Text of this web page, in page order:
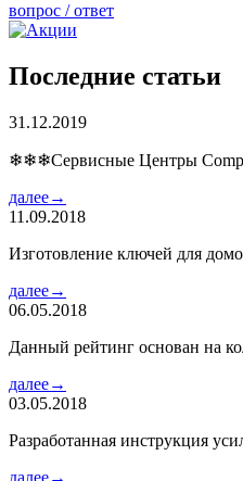
вопрос / ответ
Последние статьи
31.12.2019
❄❄❄Сервисные Центры
далее→
11.09.2018
Изготовление ключей для
далее→
06.05.2018
Данный рейтинг основан на
далее→
03.05.2018
Разработанная инструкция
далее→